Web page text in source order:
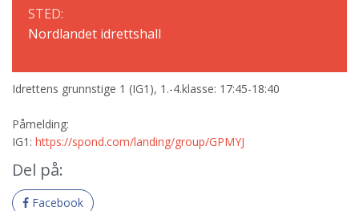
STED:
Nordlandet idrettshall
Idrettens grunnstige 1 (IG1), 1.-4.klasse: 17:45-18:40
Påmelding:
IG1: https://spond.com/landing/group/GPMYJ
Del på:
Facebook